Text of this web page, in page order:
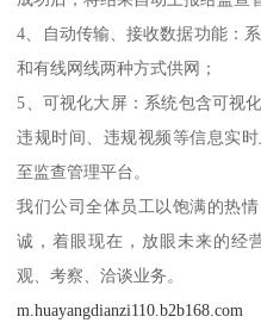
4、自动传输、接收数据功能：
和有线网线两种方式供网；
5、可视化大屏：系统包含可视
违规时间、违规视频等信息实
至监查管理平台。
我们公司全体员工以饱满的热
诚，着眼现在，放眼未来的经
观、考察、洽谈业务。
m.huayangdianzi110.b2b168.com